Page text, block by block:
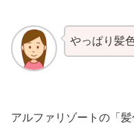
やっぱり髪
アルファリゾートの「